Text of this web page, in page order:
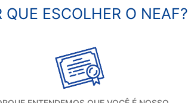
QUE ESCOLHER O NEAF?